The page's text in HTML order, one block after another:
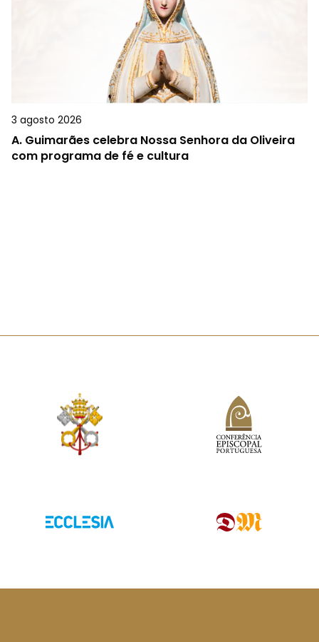
3 agosto 2026
A. Guimarães celebra Nossa Senhora da Oliveira
com programa de fé e cultura